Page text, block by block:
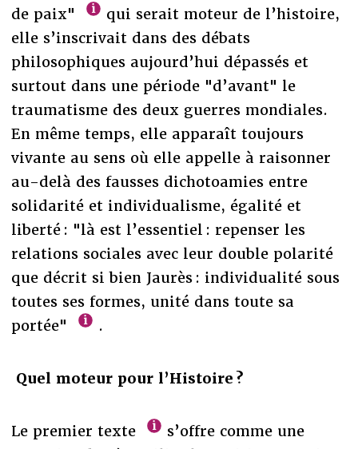
de paix"
qui serait moteur de l’histoire,
elle s’inscrivait dans des débats
philosophiques aujourd’hui dépassés et
surtout dans une période "d’avant" le
traumatisme des deux guerres mondiales.
En même temps, elle apparaît toujours
vivante au sens où elle appelle à raisonner
au-delà des fausses dichotoamies entre
solidarité et individualisme, égalité et
liberté : "là est l’essentiel : repenser les
relations sociales avec leur double polarité
que décrit si bien Jaurès : individualité sous
toutes ses formes, unité dans toute sa
portée"
.
Quel moteur pour l’Histoire ?
Le premier texte
s’offre comme une